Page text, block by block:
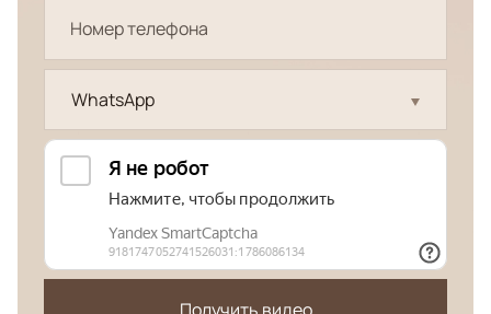
WhatsApp